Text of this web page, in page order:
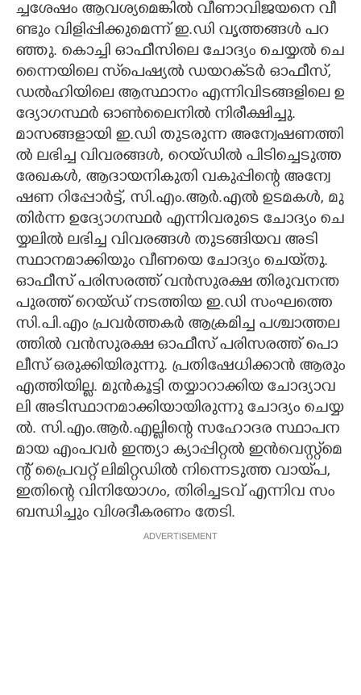
ച്ച​ശേ​ഷം​ ​ആ​വ​ശ്യ​മെ​ങ്കി​ൽ​ ​വീ​ണാ​വി​ജ​യ​നെ​ ​വീ​
ണ്ടും​ ​വി​ളി​പ്പി​ക്കു​മെ​ന്ന് ​ഇ.​ഡി​ ​വൃ​ത്ത​ങ്ങ​ൾ​ ​പ​റ​
ഞ്ഞു.​ ​കൊ​ച്ചി​ ​ഓ​ഫീ​സി​ലെ​ ​ചോ​ദ്യം​ ​ചെ​യ്യ​ൽ​ ​ചെ​
ന്നൈ​യി​ലെ​ ​സ്‌​പെ​ഷ്യ​ൽ​ ​ഡ​യ​റ​ക്‌​ട​ർ​ ​ഓ​ഫീ​സ്,​ ​
ഡ​ൽ​ഹി​യി​ലെ​ ​ആ​സ്ഥാ​നം​ ​എ​ന്നി​വി​ട​ങ്ങ​ളി​ലെ​ ​ഉ​
ദ്യോ​ഗ​സ്ഥ​ർ​ ​ഓ​ൺ​ലൈ​നി​ൽ​ ​നി​രീ​ക്ഷി​ച്ചു.
മാ​സ​ങ്ങ​ളാ​യി​ ​ഇ.​ഡി​ ​തു​ട​രു​ന്ന​ ​അ​ന്വേ​ഷ​ണ​ത്തി​
ൽ​ ​ല​ഭി​ച്ച​ ​വി​വ​ര​ങ്ങ​ൾ,​ ​റെ​യ്ഡി​ൽ​ ​പി​ടി​ച്ചെ​ടു​ത്ത​ ​
രേ​ഖ​ക​ൾ,​ ​ആ​ദാ​യ​നി​കു​തി​ ​വ​കു​പ്പി​ന്റെ​ ​അ​ന്വേ​
ഷ​ണ​ ​റി​പ്പോ​ർ​ട്ട്,​ ​സി.​എം.​ആ​ർ.​എ​ൽ​ ​ഉ​ട​മ​ക​ൾ,​ ​മു​
തി​ർ​ന്ന​ ​ഉ​ദ്യോ​ഗ​സ്ഥ​ർ​ ​എ​ന്നി​വ​രു​ടെ​ ​ചോ​ദ്യം​ ​ചെ​
യ്യ​ലി​ൽ​ ​ല​ഭി​ച്ച​ ​വി​വ​ര​ങ്ങ​ൾ​ ​തു​ട​ങ്ങി​യ​വ​ ​അ​ടി​
സ്ഥാ​ന​മാ​ക്കി​യും​ ​വീ​ണ​യെ​ ​ചോ​ദ്യം​ ​ചെ​യ്‌​തു.
ഓ​ഫീ​സ് ​പ​രി​സ​ര​ത്ത് ​വ​ൻ​സു​ര​ക്ഷ​ ​തി​രു​വ​ന​ന്ത​
പു​ര​ത്ത് ​റെ​യ്ഡ് ​ന​ട​ത്തി​യ​ ​ഇ.​ഡി​ ​സം​ഘ​ത്തെ​ ​
സി.​പി.​എം​ ​പ്ര​വ​ർ​ത്ത​ക​ർ​ ​ആ​ക്ര​മി​ച്ച​ ​പ​ശ്ചാ​ത്ത​ല​
ത്തി​ൽ​ ​വ​ൻ​സു​ര​ക്ഷ​ ​ഓ​ഫീ​സ് ​പ​രി​സ​ര​ത്ത് ​പൊ​
ലീ​സ് ​ഒ​രു​ക്കി​യി​രു​ന്നു.​ ​പ്ര​തി​ഷേ​ധി​ക്കാ​ൻ​ ​ആ​രും​
​എ​ത്തി​യി​ല്ല.​ ​മു​ൻ​കൂ​ട്ടി​ ​ത​യ്യാ​റാ​ക്കി​യ​ ​ചോ​ദ്യാ​വ​
ലി​ ​അ​ടി​സ്ഥാ​ന​മാ​ക്കി​യാ​യി​രു​ന്നു​ ​ചോ​ദ്യം​ ​ചെ​യ്യ​
ൽ.​ ​സി.​എം.​ആ​ർ.​എ​ല്ലി​ന്റെ​ ​സ​ഹോ​ദ​ര​ ​സ്ഥാ​പ​ന​
മാ​യ​ ​എം​പ​വ​ർ​ ​ഇ​ന്ത്യാ​ ​ക്യാ​പ്പി​റ്റ​ൽ​ ​ഇ​ൻ​വെ​സ്റ്റ്മെ​
ന്റ് ​പ്രൈ​വ​റ്റ് ​ലി​മി​റ്റ​ഡി​ൽ​ ​നി​ന്നെ​ടു​ത്ത​ ​വാ​യ്‌​പ,​ ​
ഇ​തി​ന്റെ​ ​വി​നി​യോ​ഗം,​ ​തി​രി​ച്ച​‌​ട​വ് ​എ​ന്നി​വ​ ​സം​
ബ​ന്ധി​ച്ചും​ ​വി​ശ​ദീ​ക​ര​ണം​ ​തേ​ടി.
ADVERTISEMENT